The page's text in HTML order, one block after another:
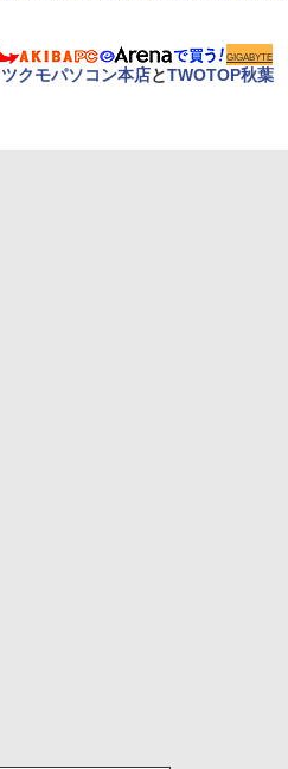
GIGABYTE
ツクモパソコン本店とTWOTOP秋葉